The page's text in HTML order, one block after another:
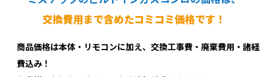
交換費用まで含めたコミコミ価格です！
商品価格は本体・リモコンに加え、交換工事費・廃棄費用・諸経
費込み！